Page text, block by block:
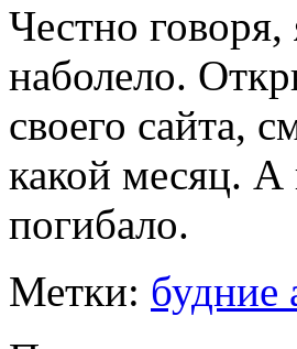
Честно
наболело.
своего сайта,
какой месяц. А
погибало.
Метки: будние